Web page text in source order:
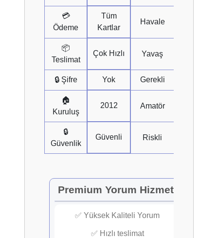
💳
Ödeme
Tüm
Kartlar
Havale
📦
Teslimat
Çok Hızlı Yavaş
🔒 Şifre Yok Gerekli
🏠
Kuruluş
2012 Amatör
🔒
Güvenlik
Güvenli Riskli
Premium Yorum Hizmeti
✅ Yüksek Kaliteli Yorum
✅ Hızlı teslimat